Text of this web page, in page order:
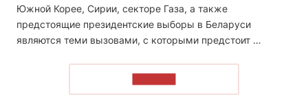
Южной Корее, Сирии, секторе Газа, а также
предстоящие президентские выборы в Беларуси
являются теми вызовами, с которыми предстоит …